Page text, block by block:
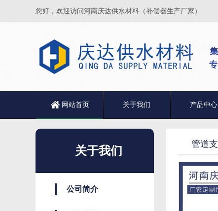
您好，欢迎访问河南庆达供水材料（补偿器生产厂家）
网站首页 关于我们 产品中心
关于我们
公司简介
管道